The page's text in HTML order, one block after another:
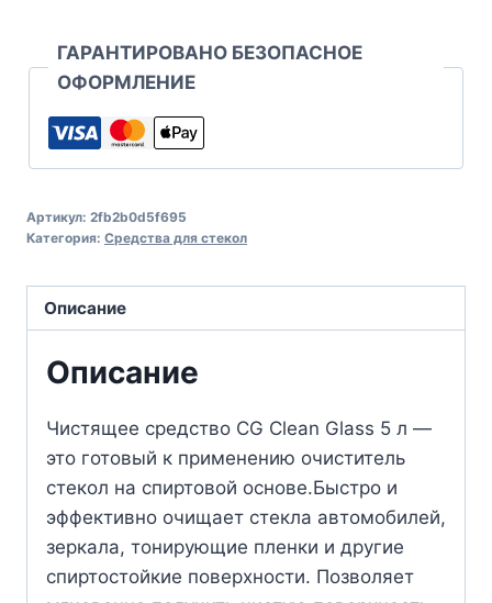
ГАРАНТИРОВАНО БЕЗОПАСНОЕ
ОФОРМЛЕНИЕ
Артикул: 2fb2b0d5f695
Категория: Средства для стекол
Описание
Описание
Чистящее средство СG Clean Glass 5 л —
это готовый к применению очиститель
стекол на спиртовой основе.Быстро и
эффективно очищает стекла автомобилей,
зеркала, тонирующие пленки и другие
спиртостойкие поверхности. Позволяет